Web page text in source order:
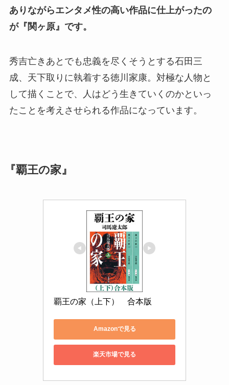
ありながらエンタメ性の高い作品に仕上がったの
が『関ヶ原』です。
秀吉亡きあとでも忠義を尽くそうとする石田三
成、天下取りに執着する徳川家康。対極な人物と
して描くことで、人はどう生きていくのかといっ
たことを考えさせられる作品になっています。
『覇王の家』
覇王の家（上下）　合本版
Amazonで見る
楽天市場で見る